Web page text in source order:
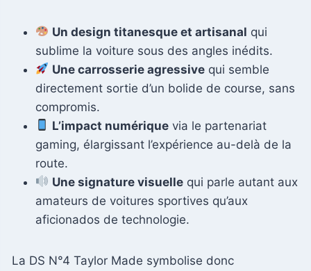
Un design titanesque et artisanal qui
sublime la voiture sous des angles inédits.
Une carrosserie agressive qui semble
directement sortie d’un bolide de course, sans
compromis.
L’impact numérique via le partenariat
gaming, élargissant l’expérience au-delà de la
route.
Une signature visuelle qui parle autant aux
amateurs de voitures sportives qu’aux
aficionados de technologie.
La DS N°4 Taylor Made symbolise donc